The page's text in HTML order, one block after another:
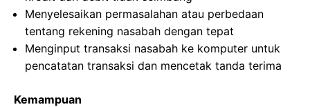
Menyelesaikan permasalahan atau perbedaan
tentang rekening nasabah dengan tepat
Menginput transaksi nasabah ke komputer untuk
pencatatan transaksi dan mencetak tanda terima
Kemampuan